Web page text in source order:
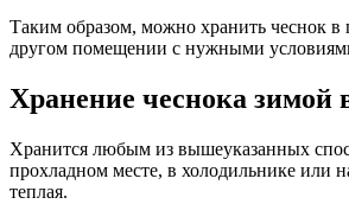
Таким образом, можно хранить чеснок
другом помещении с нужными
Хранение чеснока зимой
Хранится любым из вышеуказанных
прохладном месте, в холодильнике или
теплая.